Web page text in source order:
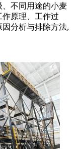
不同用途的小麦
原理、工作过
分析与排除方法,